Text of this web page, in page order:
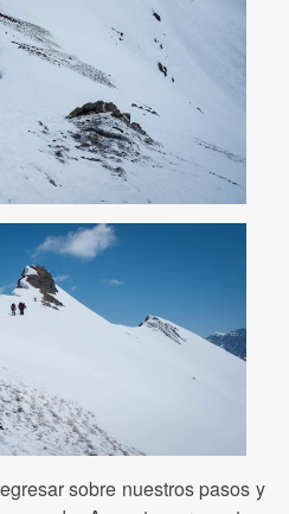
sobre nuestros pasos y